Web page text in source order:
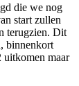
die we nog
start zullen
terugzien. Dit
binnenkort
uitkomen maar